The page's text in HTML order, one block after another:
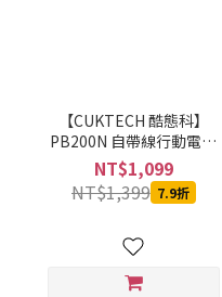
【CUKTECH 酷態科】
PB200N 自帶線行動電源
20000mAh-55W (銀白)-
MOBCUKPOBOR046
NT$1,099
NT$1,399 7.9折